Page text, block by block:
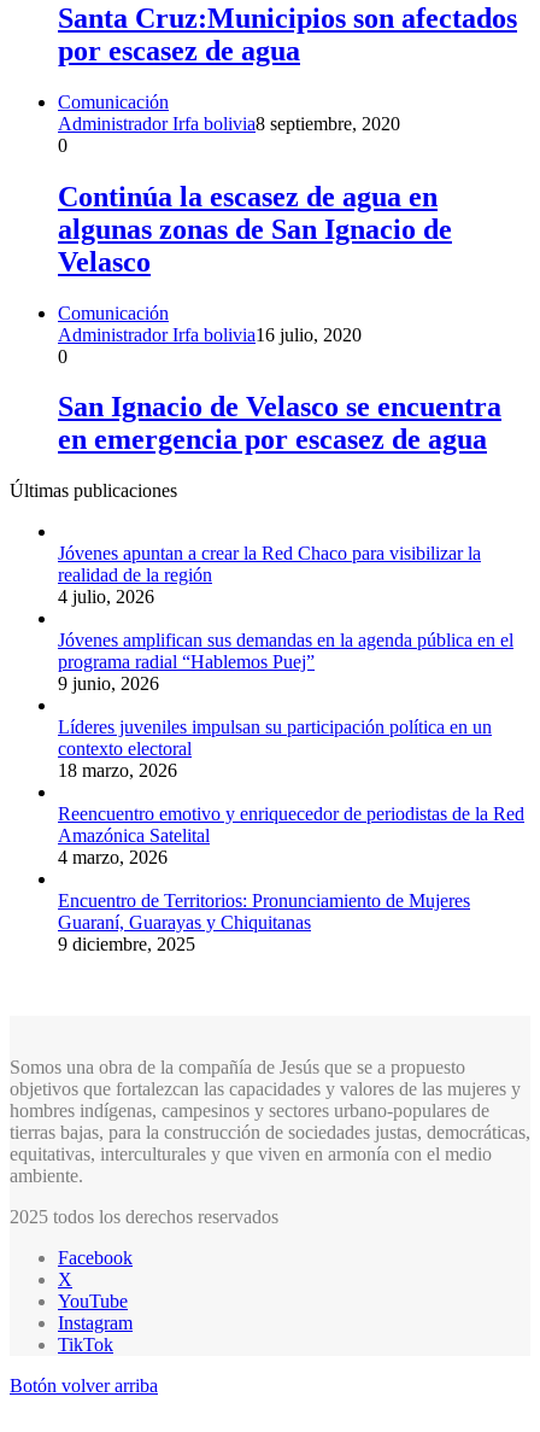
Santa Cruz:Municipios son afectados
por escasez de agua
Comunicación
Administrador Irfa bolivia8 septiembre, 2020
0
Continúa la escasez de agua en
algunas zonas de San Ignacio de
Velasco
Comunicación
Administrador Irfa bolivia16 julio, 2020
0
San Ignacio de Velasco se encuentra
en emergencia por escasez de agua
Últimas publicaciones
Jóvenes apuntan a crear la Red Chaco para visibilizar la
realidad de la región
4 julio, 2026
Jóvenes amplifican sus demandas en la agenda pública en el
programa radial “Hablemos Puej”
9 junio, 2026
Líderes juveniles impulsan su participación política en un
contexto electoral
18 marzo, 2026
Reencuentro emotivo y enriquecedor de periodistas de la Red
Amazónica Satelital
4 marzo, 2026
Encuentro de Territorios: Pronunciamiento de Mujeres
Guaraní, Guarayas y Chiquitanas
9 diciembre, 2025
Somos una obra de la compañía de Jesús que se a propuesto
objetivos que fortalezcan las capacidades y valores de las mujeres y
hombres indígenas, campesinos y sectores urbano-populares de
tierras bajas, para la construcción de sociedades justas, democráticas,
equitativas, interculturales y que viven en armonía con el medio
ambiente.
2025 todos los derechos reservados
Facebook
X
YouTube
Instagram
TikTok
Botón volver arriba